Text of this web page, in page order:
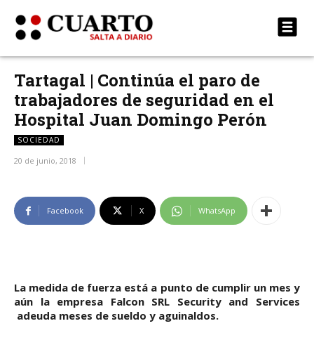
Tartagal | Continúa el paro de
trabajadores de seguridad en el
Hospital Juan Domingo Perón
SOCIEDAD
20 de junio, 2018
Facebook X WhatsApp
La medida de fuerza está a punto de cumplir un mes y
aún la empresa Falcon SRL Security and Services
adeuda meses de sueldo y aguinaldos.